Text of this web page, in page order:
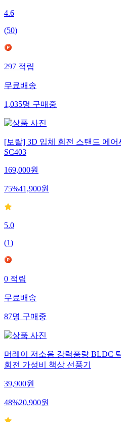
4.6
(50)
297 적립
무료배송
1,035명 구매중
[보랄] 3D 입체 회전 스탠드 에
SC403
169,000원
75%41,900원
5.0
(1)
0 적립
무료배송
87명 구매중
머레이 저소음 강력풍량 BLDC
회전 가성비 책상 선풍기
39,900원
48%20,900원